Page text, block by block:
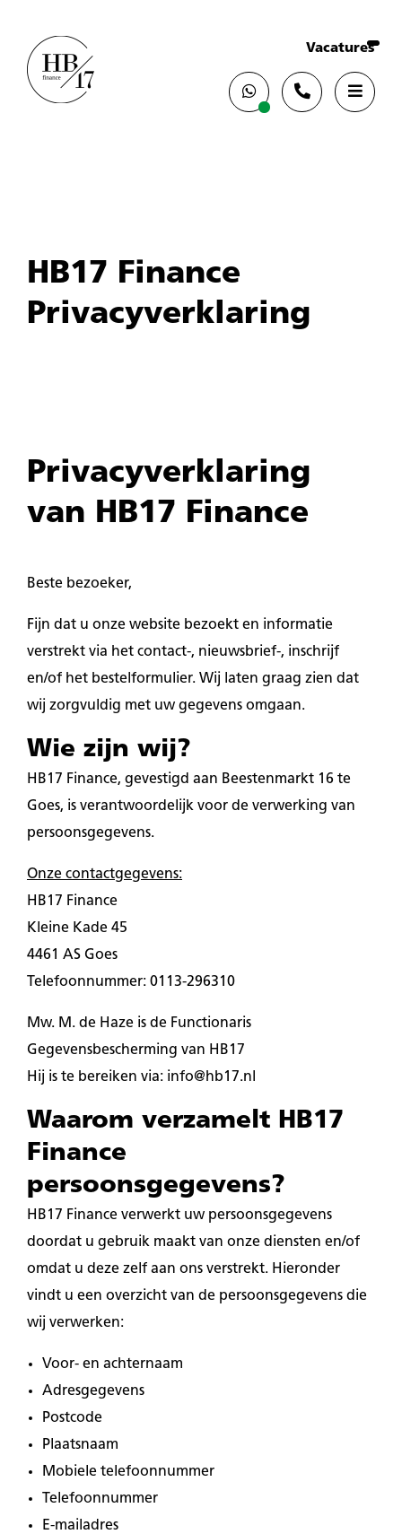
Vacatures
HB17 Finance
Privacyverklaring
Privacyverklaring
van HB17 Finance
Beste bezoeker,
Fijn dat u onze website bezoekt en informatie
verstrekt via het contact-, nieuwsbrief-, inschrijf
en/of het bestelformulier. Wij laten graag zien dat
wij zorgvuldig met uw gegevens omgaan.
Wie zijn wij?
HB17 Finance, gevestigd aan Beestenmarkt 16 te
Goes, is verantwoordelijk voor de verwerking van
persoonsgegevens.
Onze contactgegevens:
HB17 Finance
Kleine Kade 45
4461 AS Goes
Telefoonnummer: 0113-296310
Mw. M. de Haze is de Functionaris
Gegevensbescherming van HB17
Hij is te bereiken via: info@hb17.nl
Waarom verzamelt HB17
Finance
persoonsgegevens?
HB17 Finance verwerkt uw persoonsgegevens
doordat u gebruik maakt van onze diensten en/of
omdat u deze zelf aan ons verstrekt. Hieronder
vindt u een overzicht van de persoonsgegevens die
wij verwerken:
Voor- en achternaam
Adresgegevens
Postcode
Plaatsnaam
Mobiele telefoonnummer
Telefoonnummer
E-mailadres